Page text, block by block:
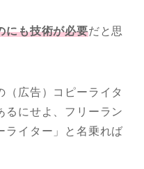
にも技術が必要だと思
（広告）コピーライタ
るにせよ、フリーラン
ライター」と名乗れば